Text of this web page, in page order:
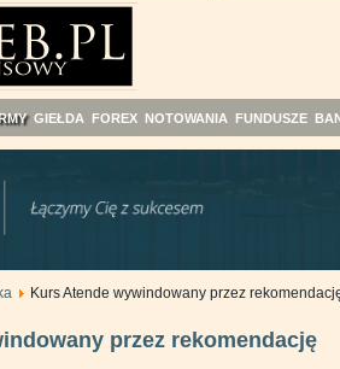
GIEŁDA FOREX NOTOWANIA FUNDUSZE
Kurs Atende wywindowany przez
przez rekomendację